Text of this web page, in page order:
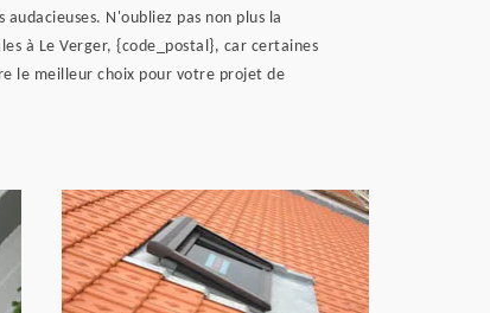
N'oubliez pas non plus la
à Le Verger, {code_postal}, car certaines
le meilleur choix pour votre projet de